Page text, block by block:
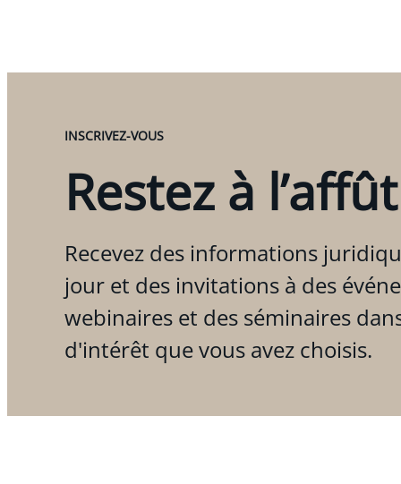
INSCRIVEZ-VOUS
Restez à
Recevez des informations
jour et des invitations à des
webinaires et des séminaires
d'intérêt que vous avez choisis.